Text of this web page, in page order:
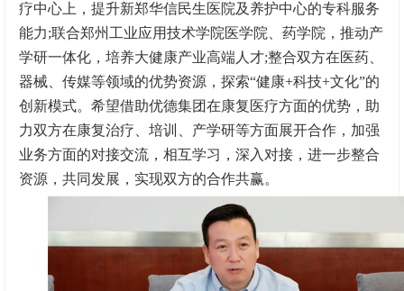
疗中心上，提升新郑华信民生医院及养护中心的专科服务
能力;联合郑州工业应用技术学院医学院、药学院，推动产
学研一体化，培养大健康产业高端人才;整合双方在医药、
器械、传媒等领域的优势资源，探索“健康+科技+文化”的
创新模式。希望借助优德集团在康复医疗方面的优势，助
力双方在康复治疗、培训、产学研等方面展开合作，加强
业务方面的对接交流，相互学习，深入对接，进一步整合
资源，共同发展，实现双方的合作共赢。